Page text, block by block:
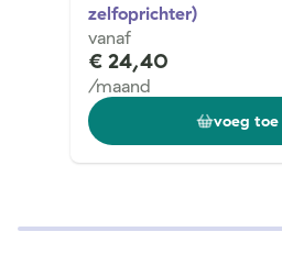
zelfoprichter)
vanaf
€ 24,40
/maand
voeg toe